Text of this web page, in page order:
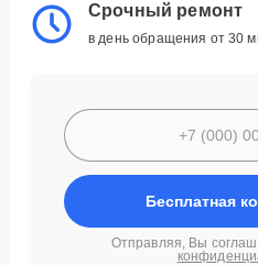
Срочный ремонт
в день обращения от 30
Бесплатная
Отправляя, Вы